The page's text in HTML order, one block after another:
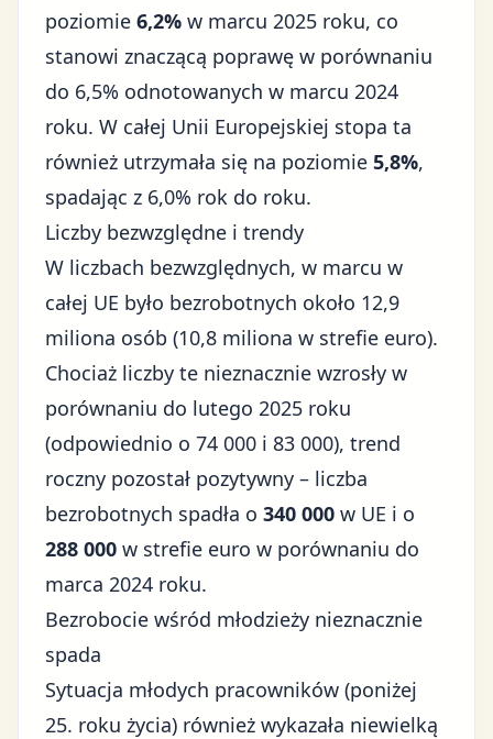
poziomie 6,2% w marcu 2025 roku, co
stanowi znaczącą poprawę w porównaniu
do 6,5% odnotowanych w marcu 2024
roku. W całej Unii Europejskiej stopa ta
również utrzymała się na poziomie 5,8%,
spadając z 6,0% rok do roku.
Liczby bezwzględne i trendy
W liczbach bezwzględnych, w marcu w
całej UE było bezrobotnych około 12,9
miliona osób (10,8 miliona w strefie euro).
Chociaż liczby te nieznacznie wzrosły w
porównaniu do lutego 2025 roku
(odpowiednio o 74 000 i 83 000), trend
roczny pozostał pozytywny – liczba
bezrobotnych spadła o 340 000 w UE i o
288 000 w strefie euro w porównaniu do
marca 2024 roku.
Bezrobocie wśród młodzieży nieznacznie
spada
Sytuacja młodych pracowników (poniżej
25. roku życia) również wykazała niewielką